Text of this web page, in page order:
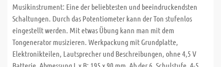
Musikinstrument: Eine der beliebtesten und beeindruckendsten
Schaltungen. Durch das Potentiometer kann der Ton stufenlos
eingestellt werden. Mit etwas Übung kann man mit dem
Tongenerator musizieren. Werkpackung mit Grundplatte,
Elektronikteilen, Lautsprecher und Beschreibungen, ohne 4,5 V